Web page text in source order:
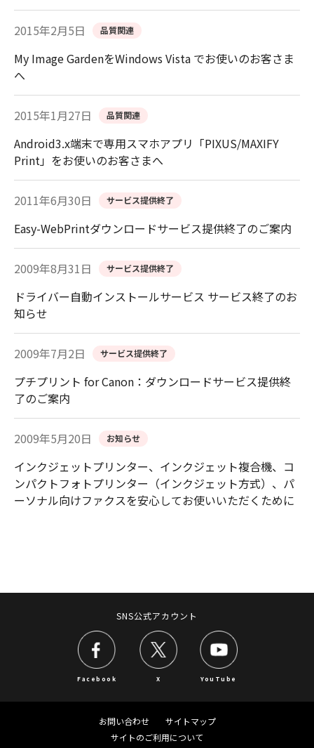
2015年2月5日 品質関連
My Image GardenをWindows Vista でお使いのお客さま
へ
2015年1月27日 品質関連
Android3.x端末で専用スマホアプリ「PIXUS/MAXIFY
Print」をお使いのお客さまへ
2011年6月30日 サービス提供終了
Easy-WebPrintダウンロードサービス提供終了のご案内
2009年8月31日 サービス提供終了
ドライバー自動インストールサービス サービス終了のお
知らせ
2009年7月2日 サービス提供終了
プチプリント for Canon：ダウンロードサービス提供終
了のご案内
2009年5月20日 お知らせ
インクジェットプリンター、インクジェット複合機、コ
ンパクトフォトプリンター（インクジェット方式）、パ
ーソナル向けファクスを安心してお使いいただくために
SNS公式アカウント
Facebook X YouTube
お問い合わせ
サイトマップ
サイトのご利用について